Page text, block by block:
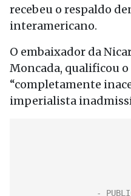
recebeu o respaldo
interamericano.
O embaixador da
Moncada, qualificou o
“completamente
imperialista